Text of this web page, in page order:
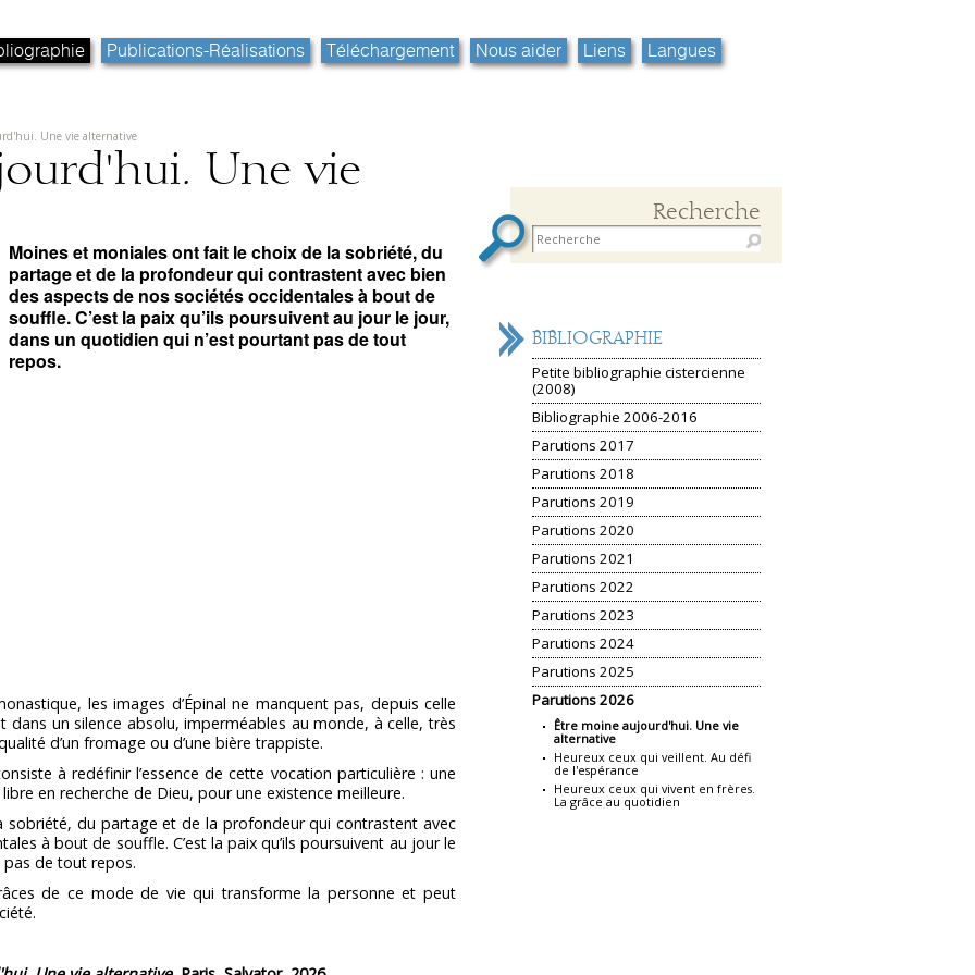
Publications-Réalisations Téléchargement Nous aider Liens Langues
Une vie alternative
Recherche
NAVIGATION
BIBLIOGRAPHIE
Petite bibliographie cistercienne
(2008)
Bibliographie 2006-2016
Parutions 2017
Parutions 2018
Parutions 2019
Parutions 2020
Parutions 2021
Parutions 2022
Parutions 2023
Parutions 2024
Parutions 2025
Parutions 2026
Être moine aujourd'hui. Une vie
alternative
Heureux ceux qui veillent. Au défi
de l'espérance
Heureux ceux qui vivent en frères.
La grâce au quotidien
Une vie
Moines et moniales ont fait le choix de la sobriété, du
partage et de la profondeur qui contrastent avec bien
des aspects de nos sociétés occidentales à bout de
souffle. C’est la paix qu’ils poursuivent au jour le jour,
dans un quotidien qui n’est pourtant pas de tout
repos.
les images d’Épinal ne manquent pas, depuis celle
un silence absolu, imperméables au monde, à celle, très
d’un fromage ou d’une bière trappiste.
à redéfinir l’essence de cette vocation particulière : une
en recherche de Dieu, pour une existence meilleure.
du partage et de la profondeur qui contrastent avec
à bout de souffle. C’est la paix qu’ils poursuivent au jour le
pas de tout repos.
de ce mode de vie qui transforme la personne et peut